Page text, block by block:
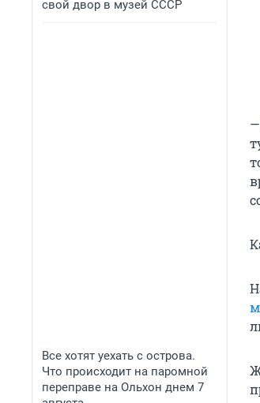
свой двор в музей СССР
Все хотят уехать с острова.
Что происходит на паромной
переправе на Ольхон днем 7